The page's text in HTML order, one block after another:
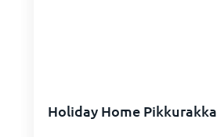
Holiday Home Pikkurakka